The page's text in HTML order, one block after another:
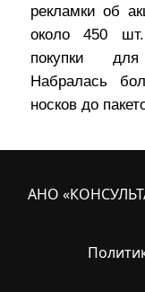
рекламки об
около 450
покупки для
Набралась
носков до
АНО